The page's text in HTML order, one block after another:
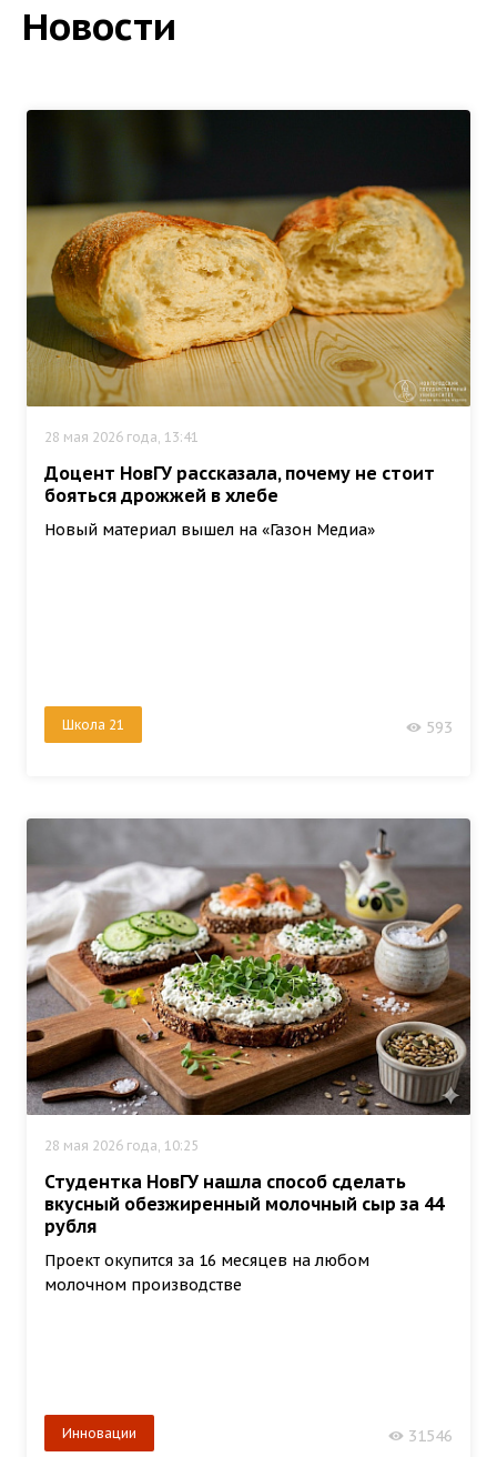
Новости
28 мая 2026 года, 13:41
Доцент НовГУ рассказала, почему не стоит
бояться дрожжей в хлебе
Новый материал вышел на «Газон Медиа»
Школа 21 593
28 мая 2026 года, 10:25
Студентка НовГУ нашла способ сделать
вкусный обезжиренный молочный сыр за 44
рубля
Проект окупится за 16 месяцев на любом
молочном производстве
Инновации 31546